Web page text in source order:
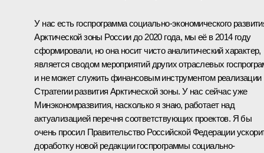
У нас есть госпрограмма социально-экономического
Арктической зоны России до 2020 года, мы её в 2014 году
сформировали, но она носит чисто аналитический характер,
является сводом мероприятий других отраслевых
и не может служить финансовым инструментом реализации
Стратегии развития Арктической зоны. У нас сейчас уже
Минэкономразвития, насколько я знаю, работает над
актуализацией перечня соответствующих проектов. Я бы
очень просил Правительство Российской Федерации
доработку новой редакции госпрограммы социально-